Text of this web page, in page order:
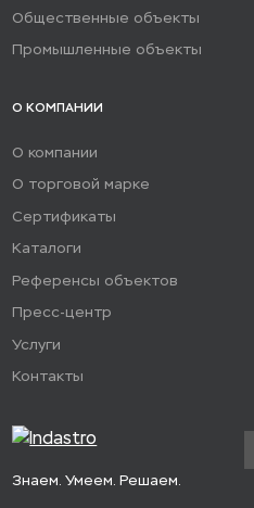
Знаем. Умеем. Решаем.
Общественные объекты
Промышленные объекты
О КОМПАНИИ
О компании
О торговой марке
Сертификаты
Каталоги
Референсы объектов
Пресс-центр
Услуги
Контакты